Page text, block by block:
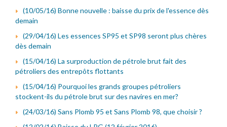
(10/05/16) Bonne nouvelle : baisse du prix de l'essence dès
demain
(29/04/16) Les essences SP95 et SP98 seront plus chères
dès demain
(15/04/16) La surproduction de pétrole brut fait des
pétroliers des entrepôts flottants
(15/04/16) Pourquoi les grands groupes pétroliers
stockent-ils du pétrole brut sur des navires en mer?
(24/03/16) Sans Plomb 95 et Sans Plomb 98, que choisir ?